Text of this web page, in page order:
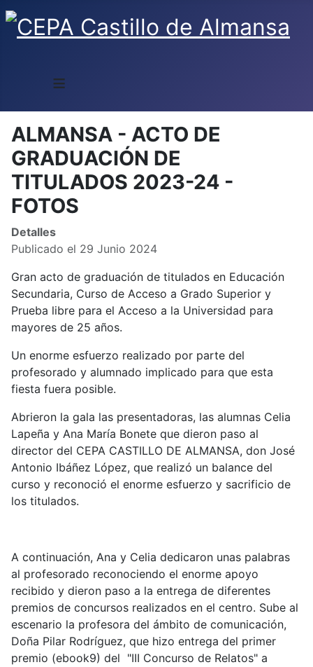
≡
ALMANSA - ACTO DE
GRADUACIÓN DE
TITULADOS 2023-24 -
FOTOS
Detalles
Publicado el 29 Junio 2024
Gran acto de graduación de titulados en Educación
Secundaria, Curso de Acceso a Grado Superior y
Prueba libre para el Acceso a la Universidad para
mayores de 25 años.
Un enorme esfuerzo realizado por parte del
profesorado y alumnado implicado para que esta
fiesta fuera posible.
Abrieron la gala las presentadoras, las alumnas Celia
Lapeña y Ana María Bonete que dieron paso al
director del CEPA CASTILLO DE ALMANSA, don José
Antonio Ibáñez López, que realizó un balance del
curso y reconoció el enorme esfuerzo y sacrificio de
los titulados.
A continuación, Ana y Celia dedicaron unas palabras
al profesorado reconociendo el enorme apoyo
recibido y dieron paso a la entrega de diferentes
premios de concursos realizados en el centro. Sube al
escenario la profesora del ámbito de comunicación,
Doña Pilar Rodríguez, que hizo entrega del primer
premio (ebook9) del "III Concurso de Relatos" a